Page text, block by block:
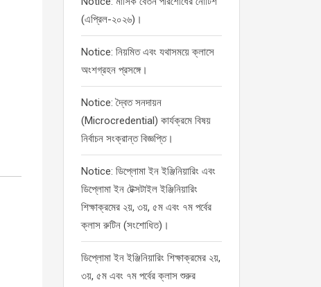
(এপ্রিল-২০২৬)।
Notice: নিয়মিত এবং যথাসময়ে ক্লাসে
অংশগ্রহন প্রসঙ্গে।
Notice: দ্বৈত সনদায়ন
(Microcredential) কার্যক্রমে বিষয়
নির্বাচন সংক্রান্ত বিজ্ঞপ্তি।
Notice: ডিপ্লোমা ইন ইঞ্জিনিয়ারিং এবং
ডিপ্লোমা ইন টেক্সটাইল ইঞ্জিনিয়ারিং
শিক্ষাক্রমের ২য়, ৩য়, ৫ম এবং ৭ম পর্বের
ক্লাস রুটিন (সংশোধিত)।
ডিপ্লোমা ইন ইঞ্জিনিয়ারিং শিক্ষাক্রমের ২য়,
৩য়, ৫ম এবং ৭ম পর্বের ক্লাস শুরুর